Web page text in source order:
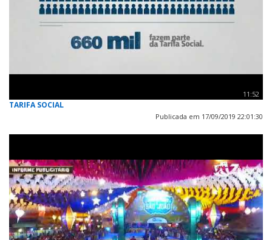
11:52
TARIFA SOCIAL
Publicada em 17/09/2019 22:01:30